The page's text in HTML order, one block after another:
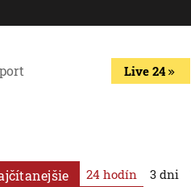
Live 24
24 hodín 3 dni